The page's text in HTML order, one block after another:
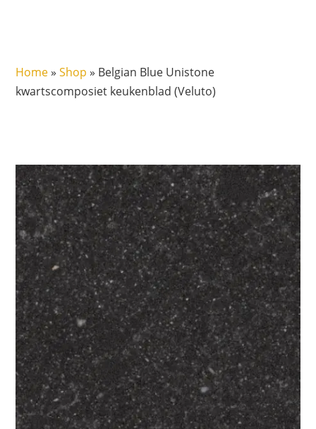
Home»Shop » Belgian Blue Unistone
kwartscomposiet keukenblad (Veluto)